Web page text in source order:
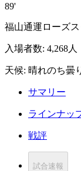
89'
福山通運ローズ
入場者数: 4,268人
天候: 晴れのち曇
サマリー
ラインナッ
戦評
試合速報